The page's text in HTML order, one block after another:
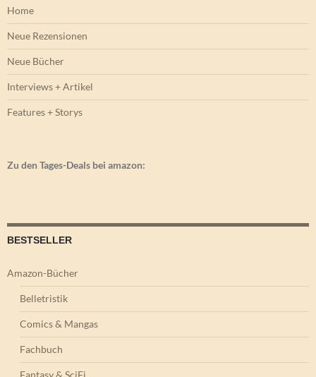
Home
Neue Rezensionen
Neue Bücher
Interviews + Artikel
Features + Storys
Zu den Tages-Deals bei amazon:
BESTSELLER
Amazon-Bücher
Belletristik
Comics & Mangas
Fachbuch